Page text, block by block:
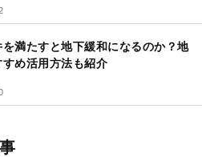
を満たすと地下緩和になるのか？地
め活用方法も紹介